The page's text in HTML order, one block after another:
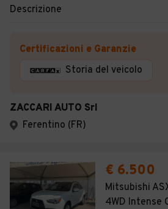
Descrizione
Certificazioni e Garanzie
Storia del veicolo
ZACCARI AUTO Srl
Ferentino (FR)
€ 6.500
Mitsubishi
4WD Intense